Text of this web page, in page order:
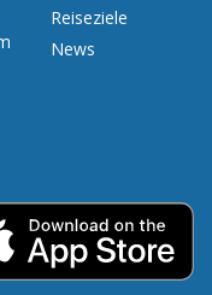
Reiseziele
News